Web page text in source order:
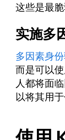
这些是最
实施多
多因素身
而是可以
人都将面
以将其用于